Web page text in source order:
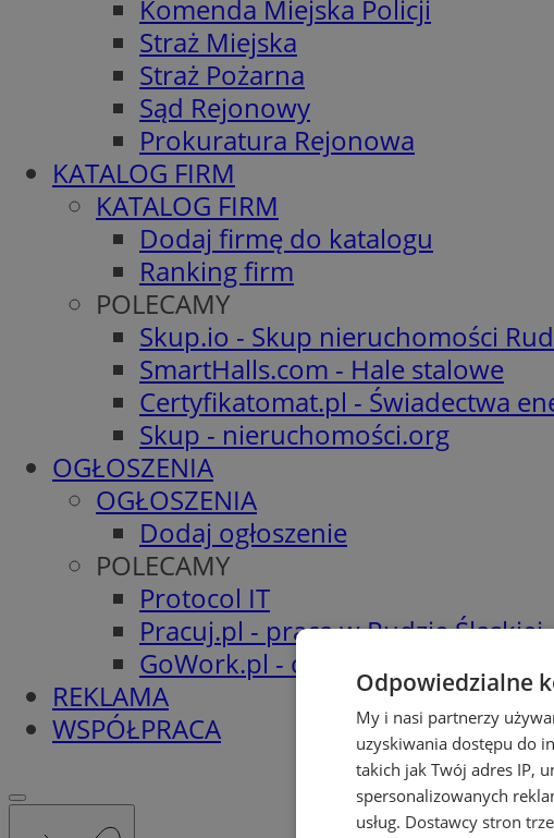
Komenda Miejska Policji
Straż Miejska
Straż Pożarna
Sąd Rejonowy
Prokuratura Rejonowa
KATALOG FIRM
KATALOG FIRM
Dodaj firmę do katalogu
Ranking firm
POLECAMY
Skup.io - Skup nieruchomości
SmartHalls.com - Hale stalowe
Certyfikatomat.pl - Świadectwa
Skup - nieruchomości.org
OGŁOSZENIA
OGŁOSZENIA
Dodaj ogłoszenie
POLECAMY
Protocol IT
Pracuj.pl - praca w Rudzie Śląskiej
GoWork.pl - oferty pracy
REKLAMA
WSPÓŁPRACA
Odpowiedzialne
My i nasi partnerzy
uzyskiwania dostępu do
takich jak Twój adres IP,
spersonalizowanych
usług. Dostawcy stron